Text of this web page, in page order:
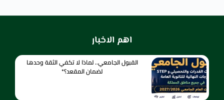
اهم الاخبار
القبول الجامعي.. لماذا لا تكفي الثقة وحدها
لضمان المقعد؟*